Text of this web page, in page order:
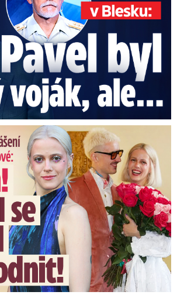
hudebnice Kovalové: Slavím! Manžel se ...